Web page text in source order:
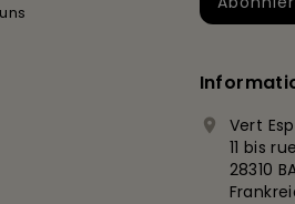

Vert
11 bis
28310